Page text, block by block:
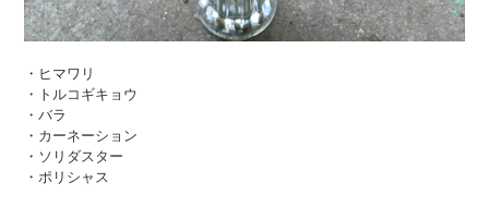
・ヒマワリ
・トルコギキョウ
・バラ
・カーネーション
・ソリダスター
・ポリシャス